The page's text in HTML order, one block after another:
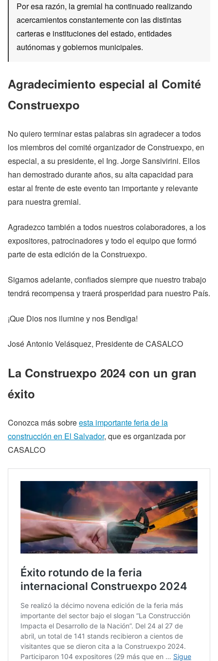
Por esa razón, la gremial ha continuado realizando
acercamientos constantemente con las distintas
carteras e instituciones del estado, entidades
autónomas y gobiernos municipales.
Agradecimiento especial al Comité
Construexpo
No quiero terminar estas palabras sin agradecer a todos
los miembros del comité organizador de Construexpo, en
especial, a su presidente, el Ing. Jorge Sansivirini. Ellos
han demostrado durante años, su alta capacidad para
estar al frente de este evento tan importante y relevante
para nuestra gremial.
Agradezco también a todos nuestros colaboradores, a los
expositores, patrocinadores y todo el equipo que formó
parte de esta edición de la Construexpo.
Sigamos adelante, confiados siempre que nuestro trabajo
tendrá recompensa y traerá prosperidad para nuestro País.
¡Que Dios nos ilumine y nos Bendiga!
José Antonio Velásquez, Presidente de CASALCO
La Construexpo 2024 con un gran
éxito
Conozca más sobreesta importante feria de la
construcción en El Salvador, que es organizada por
CASALCO